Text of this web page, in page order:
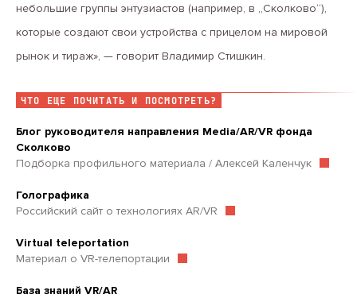
небольшие группы энтузиастов (например, в „Сколково“),
которые создают свои устройства с прицелом на мировой
рынок и тираж», — говорит Владимир Стишкин.
ЧТО ЕЩЕ ПОЧИТАТЬ И ПОСМОТРЕТЬ?
Блог руководителя направления Media/AR/VR фонда
Сколково
Подборка профильного материала / Алексей Каленчук
Голографика
Российский сайт о технологиях AR/VR
Virtual teleportation
Материал о VR-телепортации
База знаний VR/AR